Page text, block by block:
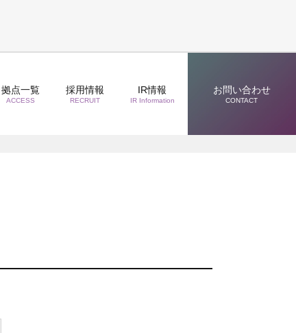
拠点一覧
ACCESS
採用情報
RECRUIT
IR情報
IR Information
お問い合わせ
CONTACT